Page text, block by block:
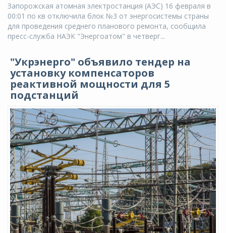
Запорожская атомная электростанция (АЭС) 16 февраля в
00:01 по кв отключила блок №3 от энергосистемы страны
для проведения среднего планового ремонта, сообщила
пресс-служба НАЭК "Энергоатом" в четверг...
"Укрэнерго" объявило тендер на
установку компенсаторов
реактивной мощности для 5
подстанций